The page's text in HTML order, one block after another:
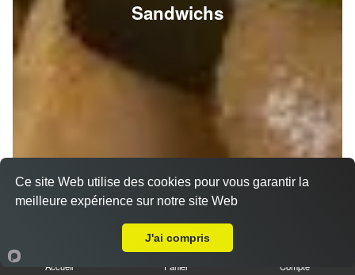
Sandwichs
Accueil Panier Compte
Ce site Web utilise des cookies pour vous garantir la
meilleure expérience sur notre site Web
J'ai compris